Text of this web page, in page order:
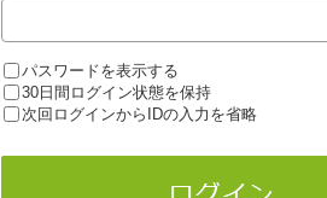
パスワードを表示する
30日間ログイン状態を保持
次回ログインからIDの入力を省略